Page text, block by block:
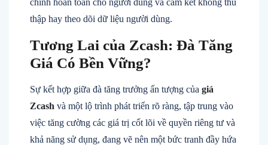
thập hay theo dõi dữ liệu người dùng.
Tương Lai của Zcash: Đà Tăng
Giá Có Bền Vững?
Sự kết hợp giữa đà tăng trưởng ấn tượng của giá
Zcash và một lộ trình phát triển rõ ràng, tập trung vào
việc tăng cường các giá trị cốt lõi về quyền riêng tư và
khả năng sử dụng, đang vẽ nên một bức tranh đầy hứa